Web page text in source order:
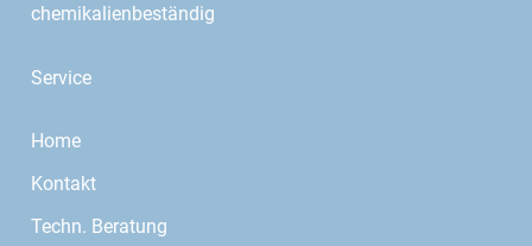
chemikalienbeständig
Service
Home
Kontakt
Techn. Beratung